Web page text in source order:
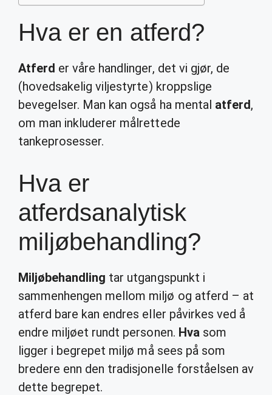
Hva er en atferd?
Atferd er våre handlinger, det vi gjør, de
(hovedsakelig viljestyrte) kroppslige
bevegelser. Man kan også ha mental atferd,
om man inkluderer målrettede
tankeprosesser.
Hva er
atferdsanalytisk
miljøbehandling?
Miljøbehandling tar utgangspunkt i
sammenhengen mellom miljø og atferd – at
atferd bare kan endres eller påvirkes ved å
endre miljøet rundt personen. Hvasom
ligger i begrepet miljø må sees på som
bredere enn den tradisjonelle forståelsen av
dette begrepet.